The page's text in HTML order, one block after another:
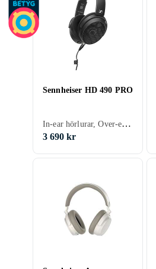
Sennheiser HD 490 PRO
In-ear hörlurar, Over-ear hörlurar, Löstagbar kabel, Svart, Studio
3 690 kr